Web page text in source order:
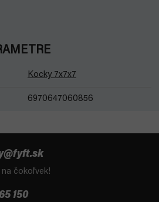
Kocky 7x7x7
6970647060856
čokoľvek!
150